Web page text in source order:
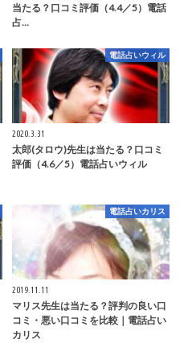
当たる？口コミ評価（4.4／5）電話
占…
電話占いウィル
2020.3.31
太郎(タロウ)先生は当たる？口コミ
評価（4.6／5）電話占いウィル
電話占いカリス
2019.11.11
マリス先生は当たる？評判の良い口
コミ・悪い口コミを比較｜電話占い
カリス